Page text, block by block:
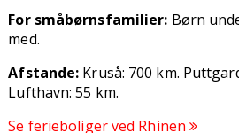
For småbørnsfamilier: Børn
med.
Afstande: Kruså: 700 km.
Lufthavn: 55 km.
Se ferieboliger ved Rhinen